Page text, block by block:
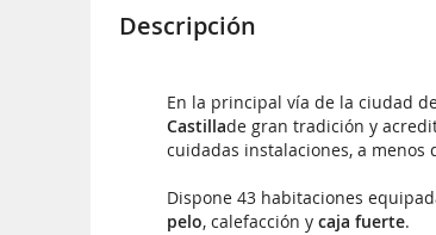
Descripción
En la principal vía de la ciudad
Castillade gran tradición y
cuidadas instalaciones, a
Dispone 43 habitaciones
pelo, calefacción y caja fuerte.